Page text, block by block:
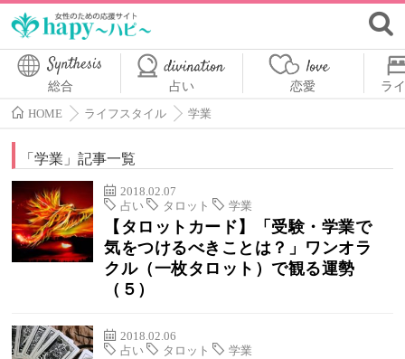
総合 占い 恋愛 ラ
HOME ライフスタイル 学業
「学業 」記事一覧
2018.02.07
占い
タロット 学業
【タロットカード】「受験・学業で
気をつけるべきことは？」ワンオラ
クル（一枚タロット）で観る運勢
（５）
2018.02.06
占い
タロット 学業